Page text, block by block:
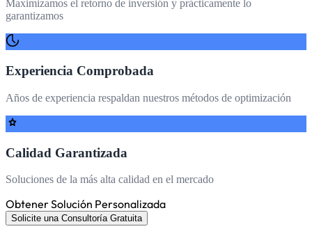
Maximizamos el retorno de inversión y prácticamente lo
garantizamos
Experiencia Comprobada
Años de experiencia respaldan nuestros métodos de optimización
Calidad Garantizada
Soluciones de la más alta calidad en el mercado
Obtener Solución Personalizada
Solicite una Consultoría Gratuita